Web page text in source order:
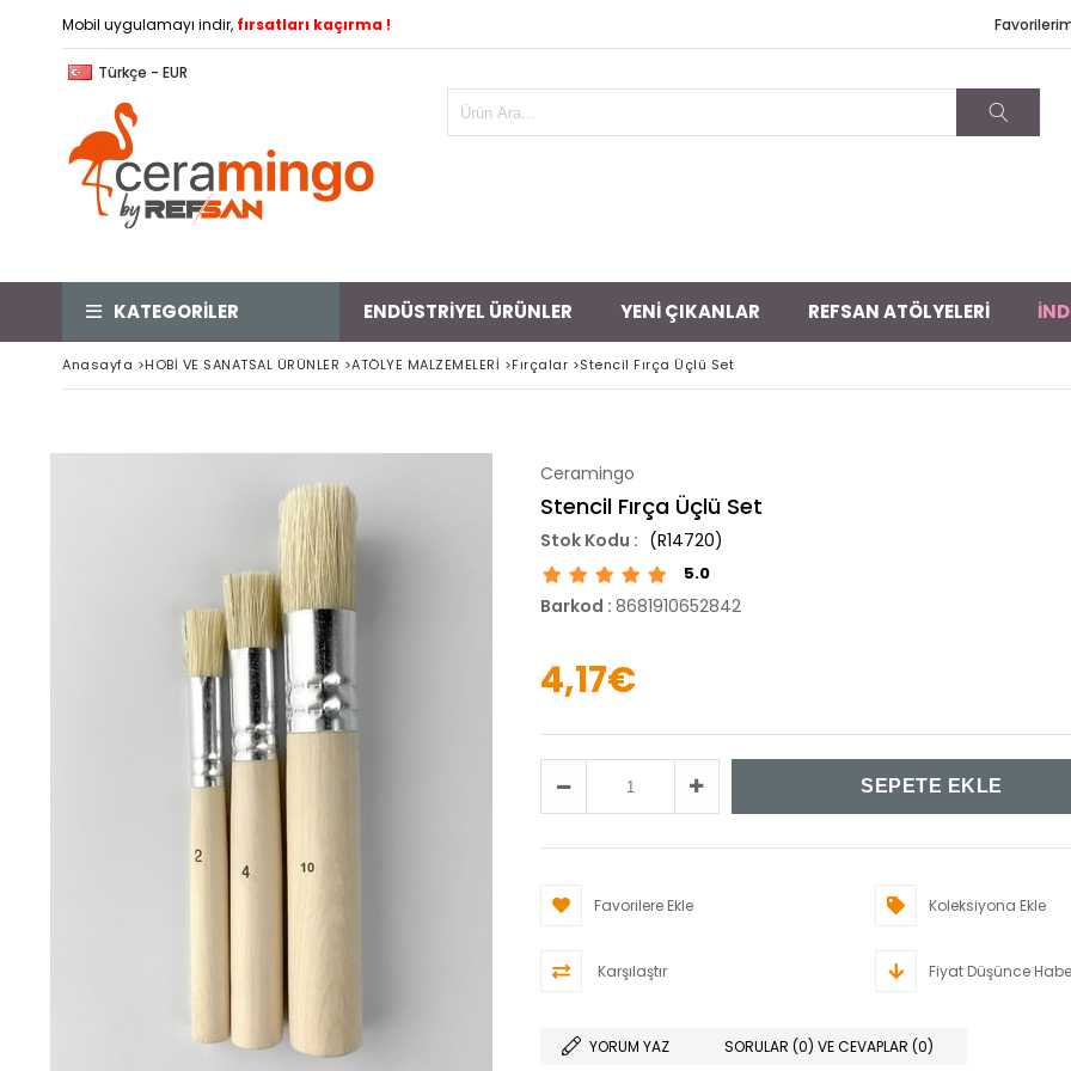
Mobil uygulamayı indir, fırsatları kaçırma !
Türkçe - EUR
KATEGORİLER ENDÜSTRİYEL ÜRÜNLER YENİ ÇIKANLAR REFSAN ATÖLYELERİ
Anasayfa >HOBİ VE SANATSAL ÜRÜNLER >ATÖLYE MALZEMELERİ >Fırçalar >Stencil Fırça Üçlü Set
Ceramingo
Stencil Fırça Üçlü Set
(R14720)
5.0
Barkod : 8681910652842
4,17€
Favorilere Ekle Koleksiyona Ekle
Karşılaştır Fiyat Düşünce
YORUM YAZ SORULAR (0) VE CEVAPLAR (0)